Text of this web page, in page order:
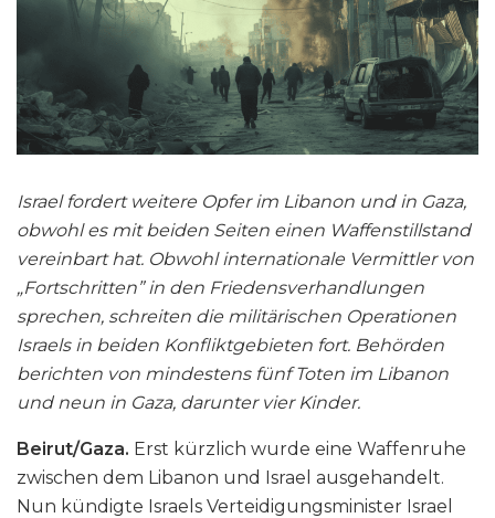
Israel fordert weitere Opfer im Libanon und in Gaza,
obwohl es mit beiden Seiten einen Waffenstillstand
vereinbart hat. Obwohl internationale Vermittler von
„Fortschritten” in den Friedensverhandlungen
sprechen, schreiten die militärischen Operationen
Israels in beiden Konfliktgebieten fort. Behörden
berichten von mindestens fünf Toten im Libanon
und neun in Gaza, darunter vier Kinder.
Beirut/Gaza. Erst kürzlich wurde eine Waffenruhe
zwischen dem Libanon und Israel ausgehandelt.
Nun kündigte Israels Verteidigungsminister Israel